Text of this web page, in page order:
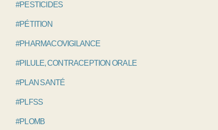
#PESTICIDES
#PÉTITION
#PHARMACOVIGILANCE
#PILULE, CONTRACEPTION ORALE
#PLAN SANTÉ
#PLFSS
#PLOMB